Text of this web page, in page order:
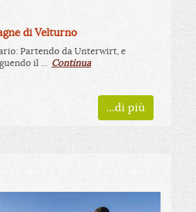
di Velturno
Partendo da Unterwirt, e
il ... Continua
...di più